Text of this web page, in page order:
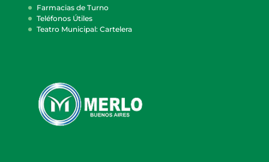
Farmacias de Turno
Teléfonos Útiles
Teatro Municipal: Cartelera